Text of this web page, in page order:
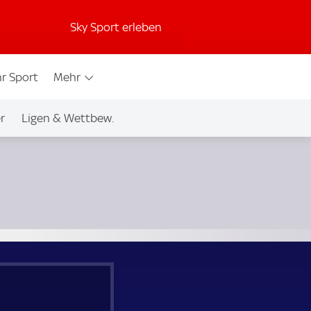
Sky Sport erleben
Sport Mehr
Ligen & Wettbew.